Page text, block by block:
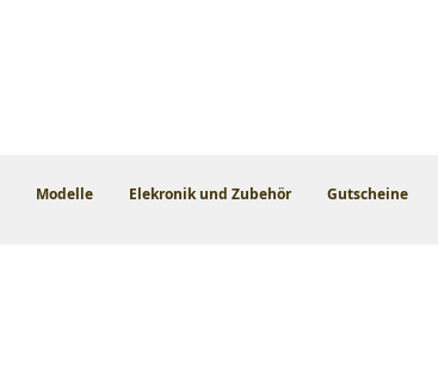
Modelle Elekronik und Zubehör Gutscheine